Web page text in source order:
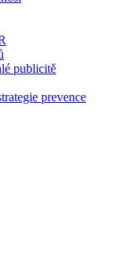
publicitě
prevence